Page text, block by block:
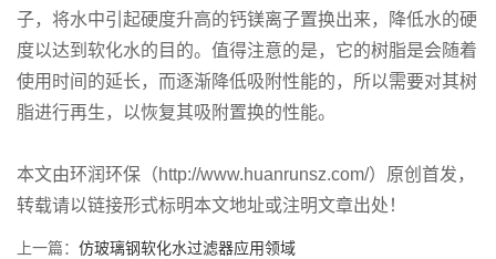
子，将水中引起硬度升高的钙镁离子置换出来，降低水的硬
度以达到软化水的目的。值得注意的是，它的树脂是会随着
使用时间的延长，而逐渐降低吸附性能的，所以需要对其树
脂进行再生，以恢复其吸附置换的性能。
本文由环润环保（http://www.huanrunsz.com/）原创首发，
转载请以链接形式标明本文地址或注明文章出处！
上一篇： 仿玻璃钢软化水过滤器应用领域